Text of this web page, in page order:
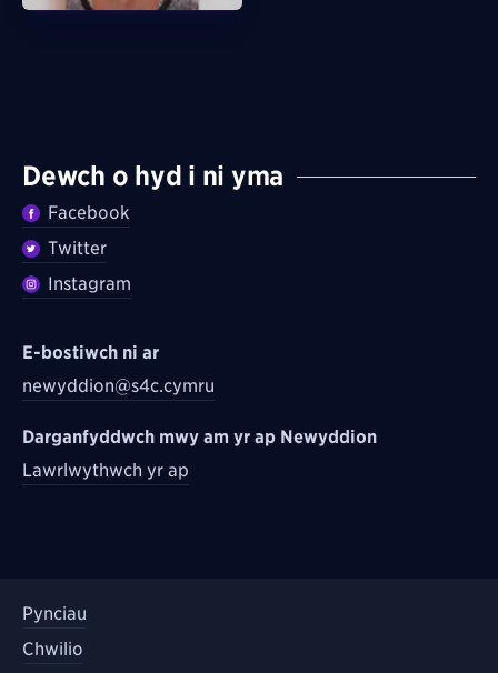
Dewch o hyd i ni yma
Facebook
Twitter
Instagram
E-bostiwch ni ar
newyddion@s4c.cymru
Darganfyddwch mwy am yr ap Newyddion
Lawrlwythwch yr ap
Pynciau
Chwilio